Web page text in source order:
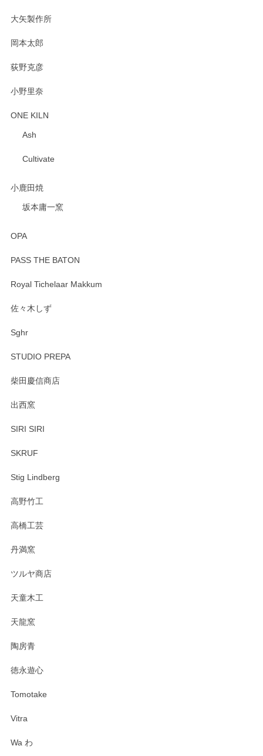
大矢製作所
岡本太郎
荻野克彦
小野里奈
ONE KILN
Ash
Cultivate
小鹿田焼
坂本庸一窯
OPA
PASS THE BATON
Royal Tichelaar Makkum
佐々木しず
Sghr
STUDIO PREPA
柴田慶信商店
出西窯
SIRI SIRI
SKRUF
Stig Lindberg
高野竹工
高橋工芸
丹満窯
ツルヤ商店
天童木工
天龍窯
陶房青
徳永遊心
Tomotake
Vitra
Wa わ